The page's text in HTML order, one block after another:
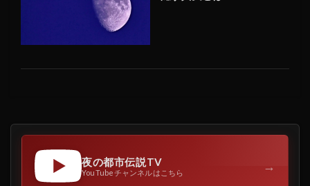
夜の都市伝説TV
YouTubeチャンネルはこちら →